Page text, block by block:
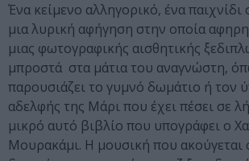
Ένα κείμενο αλληγορικό, ένα
μια λυρική αφήγηση στην οποία
μιας φωτογραφικής αισθητικής
μπροστά στα μάτια του αναγνώστη,
παρουσιάζει το γυμνό δωμάτιο ή τον
αδελφής της Μάρι που έχει πέσει σε
μικρό αυτό βιβλίο που υπογράφει ο
Μουρακάμι. Η μουσική που ακούγεται